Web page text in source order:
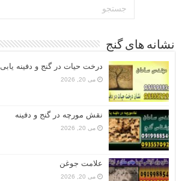
نشانه های گنج
درخت حیات در گنج و دفینه یابی
می 20, 2026
نقش مورچه در گنج و دفینه
می 20, 2026
علامت جوغن
می 20, 2026